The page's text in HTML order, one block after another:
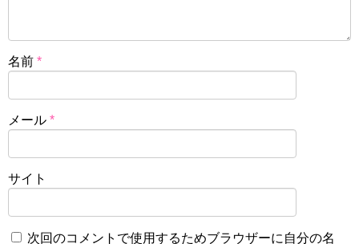
名前 *
メール *
サイト
次回のコメントで使用するためブラウザーに自分の名